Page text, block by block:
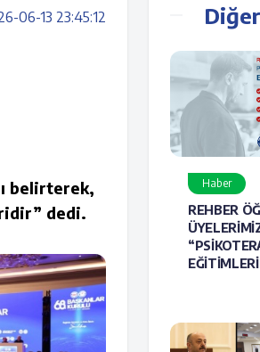
06-13 23:45:12
belirterek,
dedi.
Haber
REHBER